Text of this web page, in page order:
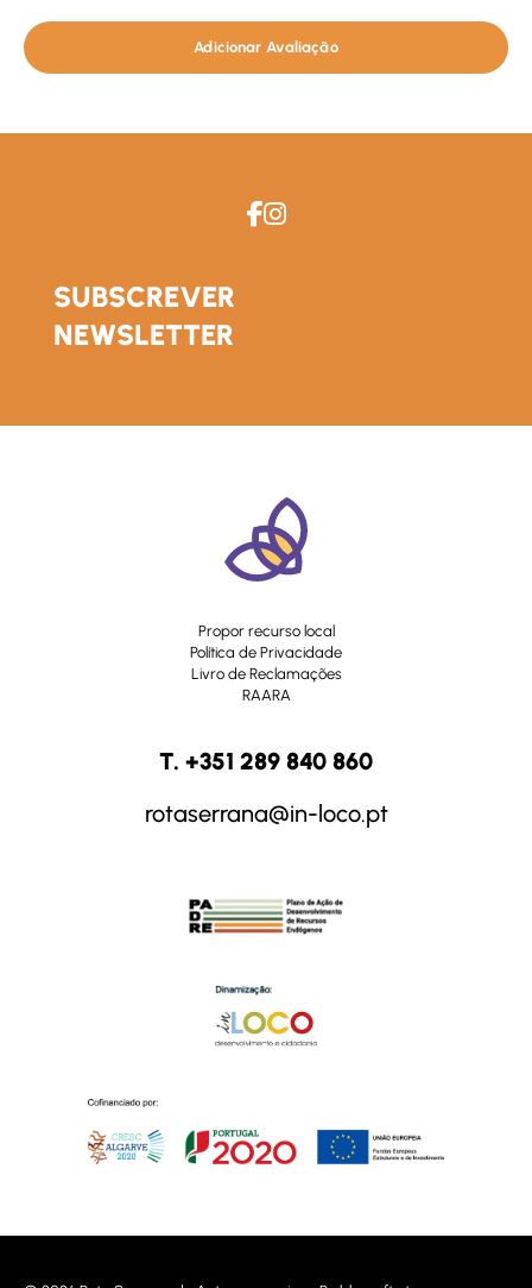
Adicionar Avaliação
SUBSCREVER
NEWSLETTER
Propor recurso local
Política de Privacidade
Livro de Reclamações
RAARA
T. +351 289 840 860
rotaserrana@in-loco.pt